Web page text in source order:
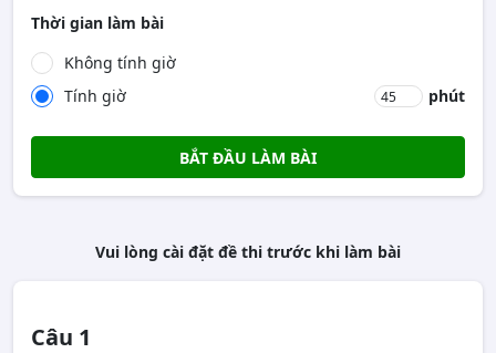
Thời gian làm bài
Không tính giờ
Tính giờ
phút
BẮT ĐẦU LÀM BÀI
Vui lòng cài đặt đề thi trước khi làm bài
Câu 1